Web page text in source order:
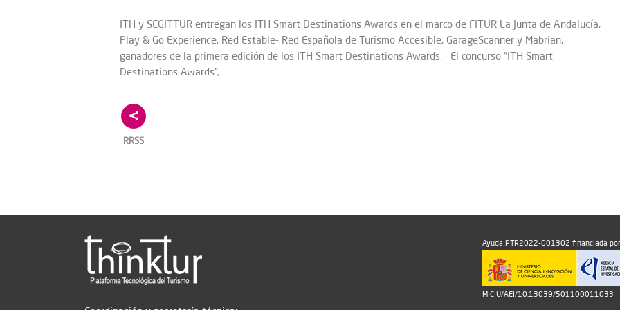
ITH y SEGITTUR entregan los ITH Smart Destinations Awards en el marco de FITUR La Junta de Andalucía,
Play & Go Experience, Red Estable- Red Española de Turismo Accesible, GarageScanner y Mabrian,
ganadores de la primera edición de los ITH Smart Destinations Awards. El concurso “ITH Smart
Destinations Awards”,
RRSS
Ayuda PTR2022-001302 financiada
MICIU/AEI/10.13039/501100011033